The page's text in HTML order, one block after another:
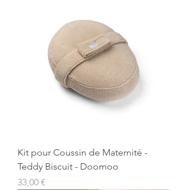
Kit pour Coussin de Maternité -
Teddy Biscuit - Doomoo
Prix
33,00 €